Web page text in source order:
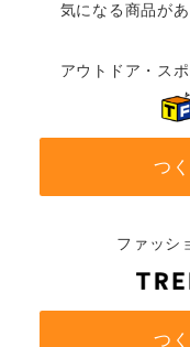
気になる商品が
アウトドア・ス
つ
ファッシ
つ